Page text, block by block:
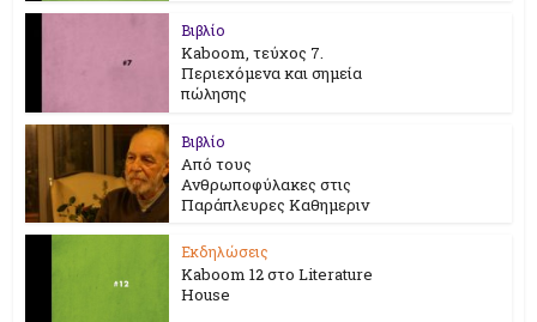
Βιβλίο
Kaboom, τεύχος 7.
Περιεχόμενα και σημεία
πώλησης
Βιβλίο
Από τους
Ανθρωποφύλακες στις
Παράπλευρες Καθημεριν
Εκδηλώσεις
Kaboom 12 στο Literature
House